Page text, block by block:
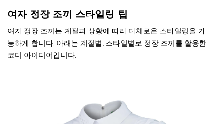
여자 정장 조끼 스타일링 팁
여자 정장 조끼는 계절과 상황에 따라 다채로운 스타일링을 가
능하게 합니다. 아래는 계절별, 스타일별로 정장 조끼를 활용한
코디 아이디어입니다.